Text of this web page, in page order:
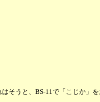
うと、BS-11で「こじか」